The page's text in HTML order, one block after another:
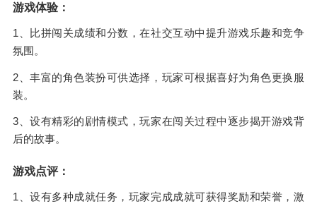
游戏体验：
1、比拼闯关成绩和分数，在社交互动中提升游戏乐趣和竞争
氛围。
2、丰富的角色装扮可供选择，玩家可根据喜好为角色更换服
装。
3、设有精彩的剧情模式，玩家在闯关过程中逐步揭开游戏背
后的故事。
游戏点评：
1、设有多种成就任务，玩家完成成就可获得奖励和荣誉，激